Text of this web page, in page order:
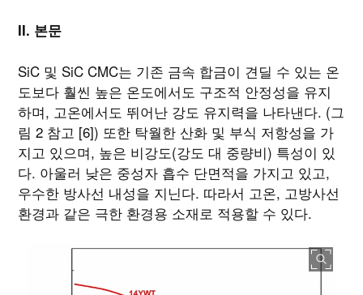
II. 본문
SiC 및 SiC CMC는 기존 금속 합금이 견딜 수 있는 온
도보다 훨씬 높은 온도에서도 구조적 안정성을 유지
하며, 고온에서도 뛰어난 강도 유지력을 나타낸다. (그
림 2 참고 [6]) 또한 탁월한 산화 및 부식 저항성을 가
지고 있으며, 높은 비강도(강도 대 중량비) 특성이 있
다. 아울러 낮은 중성자 흡수 단면적을 가지고 있고,
우수한 방사선 내성을 지닌다. 따라서 고온, 고방사선
환경과 같은 극한 환경용 소재로 적용할 수 있다.